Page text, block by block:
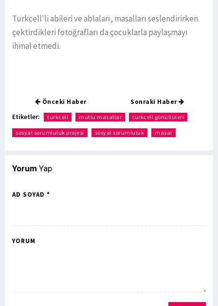
Turkcell'li abileri ve ablaları, masalları seslendirirken
çektirdikleri fotoğrafları da çocuklarla paylaşmayı
ihmal etmedi.
Önceki Haber Sonraki Haber
Etiketler: turkcell mutlu masallar turkcell gönüllüleri
sosyal sorumluluk projesi sosyal sorumluluk masal
Yorum Yap
AD SOYAD *
YORUM